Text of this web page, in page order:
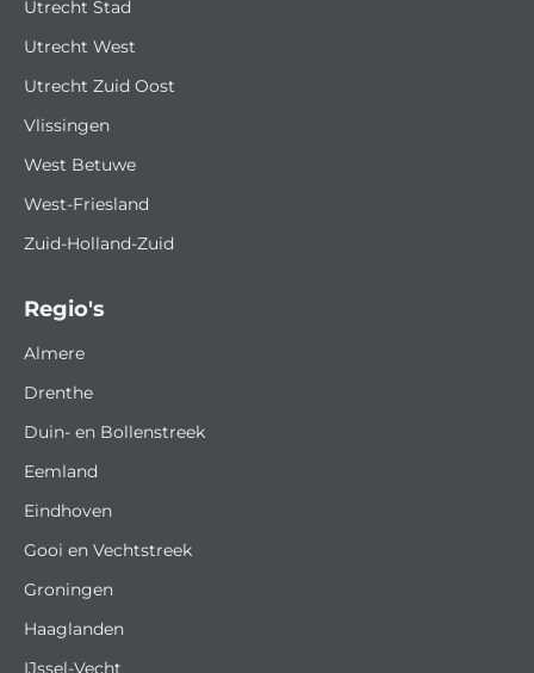
Regio's
Almere
Drenthe
Duin- en Bollenstreek
Eemland
Eindhoven
Gooi en Vechtstreek
Groningen
Haaglanden
IJssel-Vecht
Utrecht Stad
Utrecht West
Utrecht Zuid Oost
Vlissingen
West Betuwe
West-Friesland
Zuid-Holland-Zuid